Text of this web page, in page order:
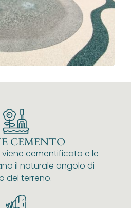
CEMENTO
cementificato e le
il naturale angolo di
del terreno.